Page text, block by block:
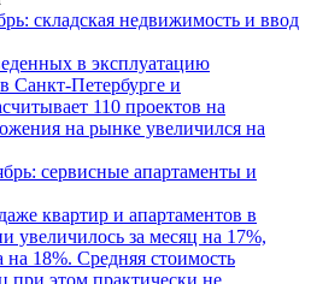
складская недвижимость и ввод
в эксплуатацию
Санкт-Петербурге и
110 проектов на
на рынке увеличился на
сервисные апартаменты и
квартир и апартаментов в
увеличилось за месяц на 17%,
18%. Средняя стоимость
при этом практически не